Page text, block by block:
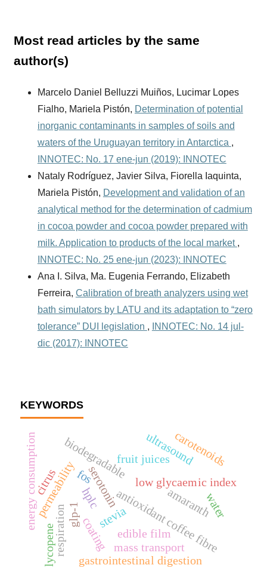
Most read articles by the same
author(s)
Marcelo Daniel Belluzzi Muiños, Lucimar Lopes
Fialho, Mariela Pistón, Determination of potential
inorganic contaminants in samples of soils and
waters of the Uruguayan territory in Antarctica ,
INNOTEC: No. 17 ene-jun (2019): INNOTEC
Nataly Rodríguez, Javier Silva, Fiorella Iaquinta,
Mariela Pistón, Development and validation of an
analytical method for the determination of cadmium
in cocoa powder and cocoa powder prepared with
milk. Application to products of the local market ,
INNOTEC: No. 25 ene-jun (2023): INNOTEC
Ana I. Silva, Ma. Eugenia Ferrando, Elizabeth
Ferreira, Calibration of breath analyzers using wet
bath simulators by LATU and its adaptation to “zero
tolerance” DUI legislation ,
INNOTEC: No. 14 jul-
dic (2017): INNOTEC
KEYWORDS
antioxidant coffee fibre
fos
glp-1
low glycaemic index
serotonin
stevia
coating edible film
biodegradable
permeability
respiration
fruit juices
energy consumption amaranth
gastrointestinal digestion
mass transport
ultrasound
water
carotenoids
citrus
lycopene
hplc